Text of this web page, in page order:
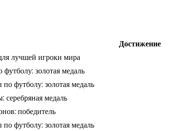
Достижение
лучшей игроки мира
золотая медаль
футболу: золотая медаль
медаль
победитель
футболу: золотая медаль